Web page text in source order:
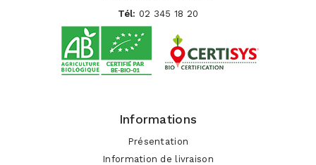
Tél: 02 345 18 20
Informations
Présentation
Information de livraison